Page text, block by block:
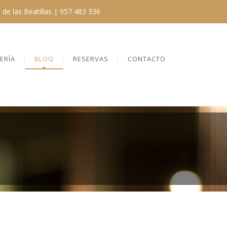
de las Beatillas | 957 483 336
BLOG RESERVAS CONTACTO